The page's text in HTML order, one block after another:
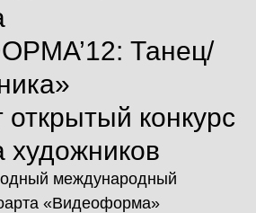
Танец/
открытый конкурс
международный
«Видеоформа»